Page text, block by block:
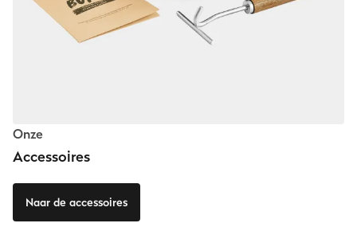
Onze
Accessoires
Naar de accessoires